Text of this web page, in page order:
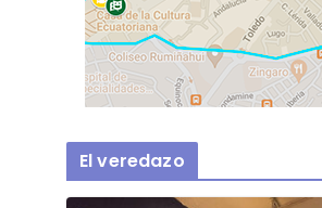
El veredazo